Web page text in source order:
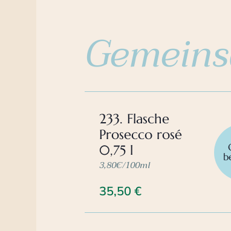
233. Flasche
Prosecco rosé
0,75 l
35,50 €
3,80€/100ml